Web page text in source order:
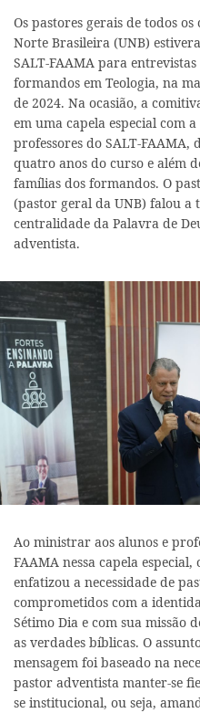
Os pastores gerais de todos
Norte Brasileira (UNB)
SALT-FAAMA para
formandos em Teologia, na
de 2024. Na ocasião, a
em uma capela especial com
professores do SALT-FAAMA,
quatro anos do curso e além
famílias dos formandos. O
(pastor geral da UNB) falou a
centralidade da Palavra de
adventista.
Ao ministrar aos alunos e
FAAMA nessa capela
enfatizou a necessidade de
comprometidos com a
Sétimo Dia e com sua missão
as verdades bíblicas. O
mensagem foi baseado na
pastor adventista manter-se
se institucional, ou seja,